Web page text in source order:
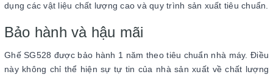
dụng các vật liệu chất lượng cao và quy trình sản xuất tiêu chuẩn.
Bảo hành và hậu mãi
Ghế SG528 được bảo hành 1 năm theo tiêu chuẩn nhà máy. Điều
này không chỉ thể hiện sự tự tin của nhà sản xuất về chất lượng